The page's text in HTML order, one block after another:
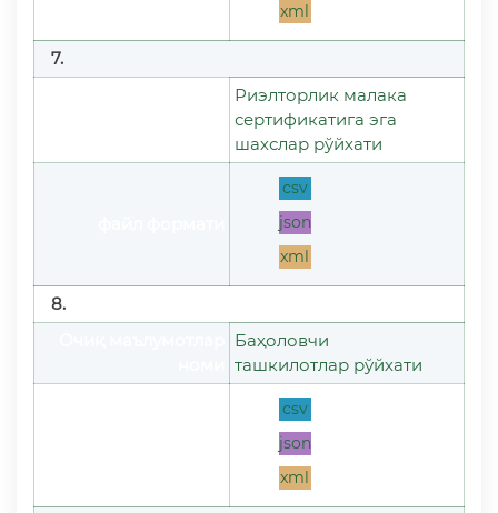
xml
7.
Риэлторлик малака
сертификатига эга
шахслар рўйхати
csv
json
xml
8.
Баҳоловчи
ташкилотлар рўйхати
csv
json
xml